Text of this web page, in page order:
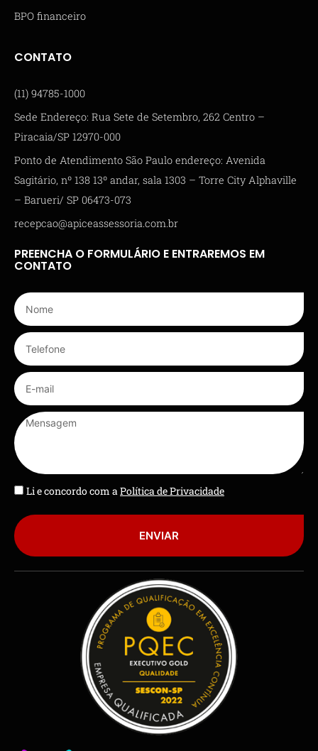
BPO financeiro
CONTATO
(11) 94785-1000
Sede Endereço: Rua Sete de Setembro, 262 Centro –
Piracaia/SP 12970-000
Ponto de Atendimento São Paulo endereço: Avenida
Sagitário, nº 138 13º andar, sala 1303 – Torre City Alphaville
– Barueri/ SP 06473-073
recepcao@apiceassessoria.com.br
PREENCHA O FORMULÁRIO E ENTRAREMOS EM
CONTATO
Li e concordo com aPolítica de Privacidade
ENVIAR